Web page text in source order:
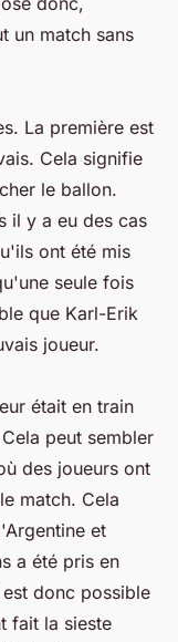
un match sans
La première est
Cela signifie
le ballon.
il y a eu des cas
ont été mis
seule fois
que Karl-Erik
joueur.
était en train
peut sembler
des joueurs ont
match. Cela
et
a été pris en
donc possible
fait la sieste